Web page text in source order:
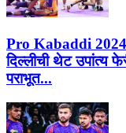
Pro Kabaddi 2024
दिल्लीची थेट उपांत्य
पराभूत...